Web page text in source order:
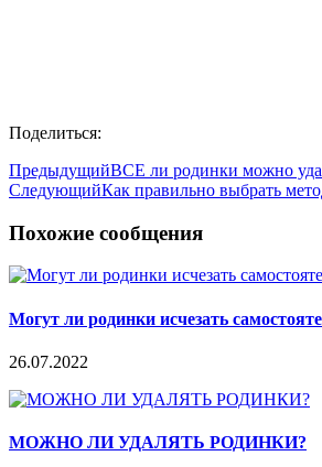
Поделиться:
ПредыдущийВСЕ ли родинки можно
СледующийКак правильно выбрать
Похожие сообщения
Могут ли родинки исчезать
26.07.2022
МОЖНО ЛИ УДАЛЯТЬ РОДИНКИ?